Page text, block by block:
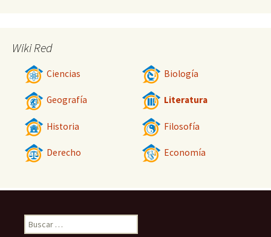
Wiki Red
Ciencias Biología
Geografía Literatura
Historia Filosofía
Derecho Economía
Buscar: